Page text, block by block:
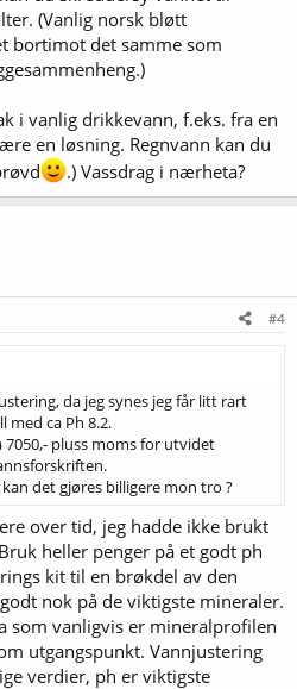
(Vanlig norsk bløtt
bortimot det samme som
i vanlig drikkevann, f.eks. fra en
en løsning. Regnvann kan du
.) Vassdrag i nærheta?
#4
da jeg synes jeg får litt rart
ca Ph 8.2.
pluss moms for utvidet
det gjøres billigere mon tro ?
over tid, jeg hadde ikke brukt
heller penger på et godt ph
kit til en brøkdel av den
nok på de viktigste mineraler.
som vanligvis er mineralprofilen
utgangspunkt. Vannjustering
verdier, ph er viktigste